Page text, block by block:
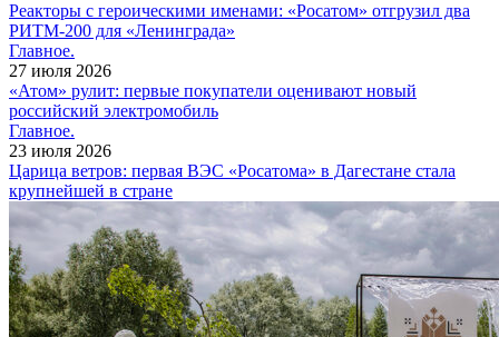
Реакторы с героическими именами: «Росатом» отгрузил два
РИТМ-200 для «Ленинграда»
Главное.
27 июля 2026
«Атом» рулит: первые покупатели оценивают новый
российский электромобиль
Главное.
23 июля 2026
Царица ветров: первая ВЭС «Росатома» в Дагестане стала
крупнейшей в стране